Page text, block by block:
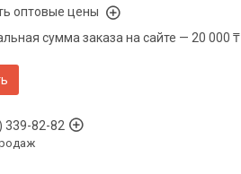
оптовые цены
сумма заказа на сайте — 20 000 ₸
339-82-82